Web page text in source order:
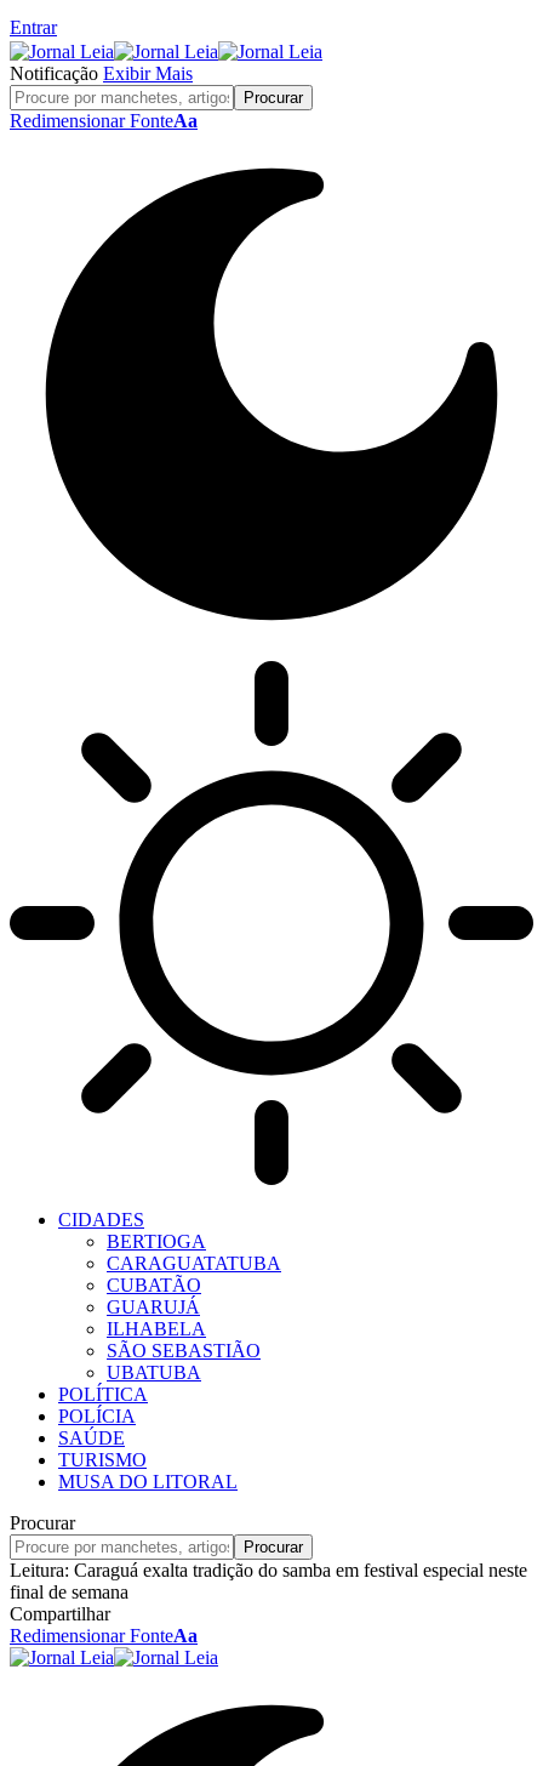
Entrar
Notificação Exibir Mais
Redimensionar FonteAa
CIDADES
BERTIOGA
CARAGUATATUBA
CUBATÃO
GUARUJÁ
ILHABELA
SÃO SEBASTIÃO
UBATUBA
POLÍTICA
POLÍCIA
SAÚDE
TURISMO
MUSA DO LITORAL
Procurar
Leitura: Caraguá exalta tradição do samba em festival especial neste
final de semana
Compartilhar
Redimensionar FonteAa